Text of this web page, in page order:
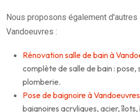
Nous proposons également
Vandoeuvres :
Rénovation salle de bain à
complète de salle de bain :
plomberie.
Pose de baignoire à Vandoeuvres
baignoires acryliques, acier,